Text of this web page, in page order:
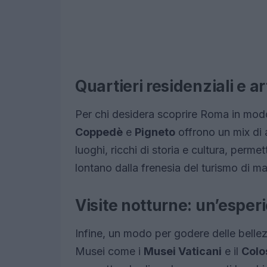
Quartieri residenziali e
Per chi desidera scoprire Roma in
Coppedè e Pigneto offrono un mix di
luoghi, ricchi di storia e cultura,
lontano dalla frenesia del turismo di
Visite notturne:
Infine, un modo per godere delle
Musei come i Musei Vaticani e il